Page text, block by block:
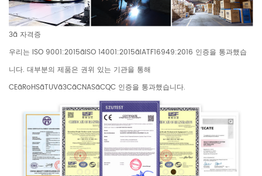
3ã 자격증
우리는 ISO 9001:2015ãISO 14001:2015ãIATF16949:2016 인증을 통과했습
니다. 대부분의 제품은 권위 있는 기관을 통해
CEãRoHSãTUVã3CãCNASãCQC 인증을 통과했습니다.